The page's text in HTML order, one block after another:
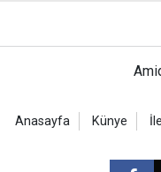
Anasayfa Künye